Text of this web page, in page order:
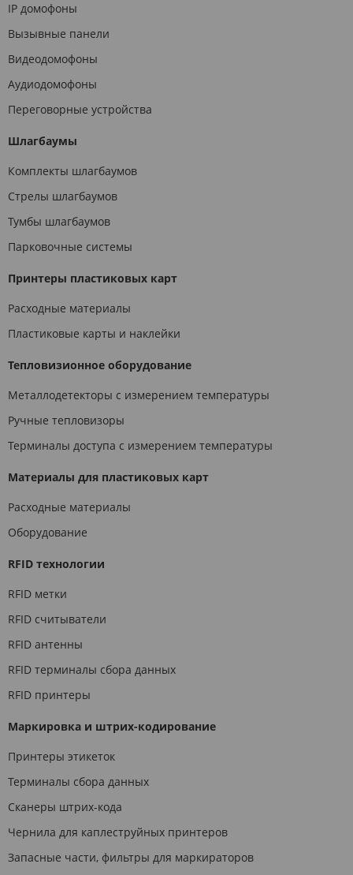
IP домофоны
Вызывные панели
Видеодомофоны
Аудиодомофоны
Переговорные устройства
Шлагбаумы
Комплекты шлагбаумов
Стрелы шлагбаумов
Тумбы шлагбаумов
Парковочные системы
Принтеры пластиковых карт
Расходные материалы
Пластиковые карты и наклейки
Тепловизионное оборудование
Металлодетекторы с измерением температуры
Ручные тепловизоры
Терминалы доступа с измерением температуры
Материалы для пластиковых карт
Расходные материалы
Оборудование
RFID технологии
RFID метки
RFID считыватели
RFID антенны
RFID терминалы сбора данных
RFID принтеры
Маркировка и штрих-кодирование
Принтеры этикеток
Терминалы сбора данных
Сканеры штрих-кода
Чернила для каплеструйных принтеров
Запасные части, фильтры для маркираторов